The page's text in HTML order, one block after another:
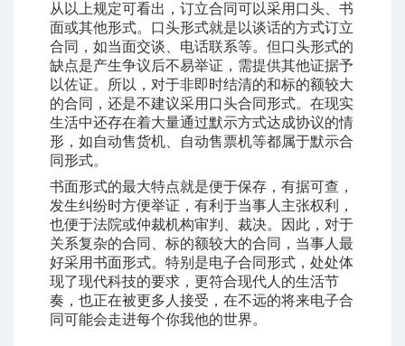
从以上规定可看出，订立合同可以采用口头、书
面或其他形式。口头形式就是以谈话的方式订立
合同，如当面交谈、电话联系等。但口头形式的
缺点是产生争议后不易举证，需提供其他证据予
以佐证。所以，对于非即时结清的和标的额较大
的合同，还是不建议采用口头合同形式。在现实
生活中还存在着大量通过默示方式达成协议的情
形，如自动售货机、自动售票机等都属于默示合
同形式。
书面形式的最大特点就是便于保存，有据可查，
发生纠纷时方便举证，有利于当事人主张权利，
也便于法院或仲裁机构审判、裁决。因此，对于
关系复杂的合同、标的额较大的合同，当事人最
好采用书面形式。特别是电子合同形式，处处体
现了现代科技的要求，更符合现代人的生活节
奏，也正在被更多人接受，在不远的将来电子合
同可能会走进每个你我他的世界。